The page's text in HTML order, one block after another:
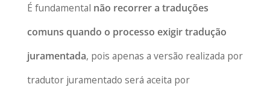
É fundamental não recorrer a traduções
comuns quando o processo exigir tradução
juramentada, pois apenas a versão realizada por
tradutor juramentado será aceita por